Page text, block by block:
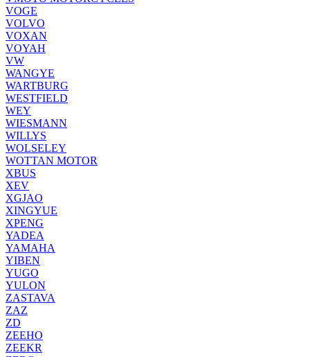
VOGE
VOLVO
VOXAN
VOYAH
VW
WANGYE
WARTBURG
WESTFIELD
WEY
WIESMANN
WILLYS
WOLSELEY
WOTTAN MOTOR
XBUS
XEV
XGJAO
XINGYUE
XPENG
YADEA
YAMAHA
YIBEN
YUGO
YULON
ZASTAVA
ZAZ
ZD
ZEEHO
ZEEKR